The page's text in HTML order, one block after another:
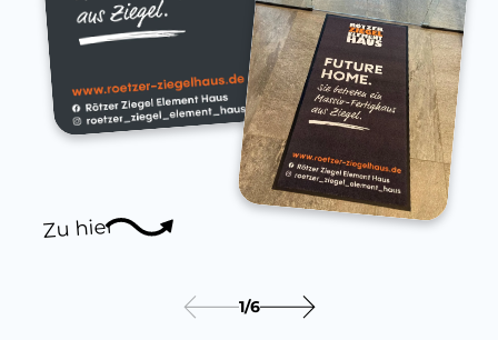
Zu hier
1/6